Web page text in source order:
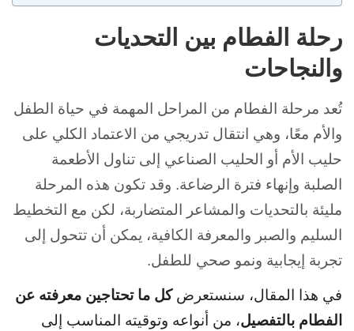
رحلة الفطام بين التحديات
والنجاحات
تُعد مرحلة الفطام من المراحل المهمة في حياة الطفل
والأم معًا، وهي انتقال تدريجي من الاعتماد الكلي على
حليب الأم أو الحليب الصناعي إلى تناول الأطعمة
الصلبة وإنهاء فترة الرضاعة. وقد تكون هذه المرحلة
مليئة بالتحديات والمشاعر المتضاربة، لكن مع التخطيط
السليم والصبر والمعرفة الكافية، يمكن أن تتحول إلى
تجربة إيجابية ونمو صحي للطفل.
في هذا المقال، سنستعرضكل ما تحتاجين معرفته عن
الفطام بالتفصيل، من أنواعه وتوقيته المناسب إلى